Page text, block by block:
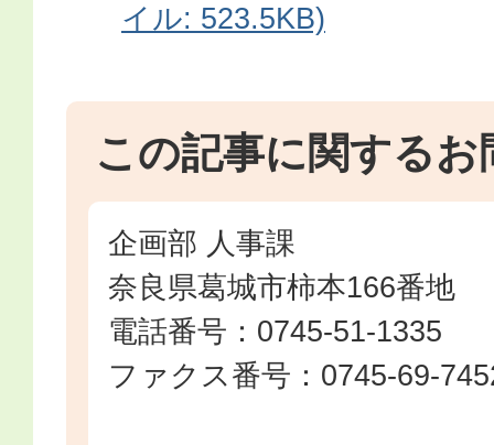
イル: 523.5KB)
この記事に関するお
企画部 人事課
奈良県葛城市柿本166番地
電話番号：0745-51-1335
ファクス番号：0745-69-